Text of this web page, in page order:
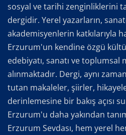
sosyal ve tarihi zenginliklerini
dergidir. Yerel yazarların,
akademisyenlerin katkılarıyla
Erzurum'un kendine özgü
edebiyatı, sanatı ve toplumsal
alınmaktadır. Dergi, aynı
tutan makaleler, şiirler,
derinlemesine bir bakış açısı
Erzurum'u daha yakından
Erzurum Sevdası, hem yerel